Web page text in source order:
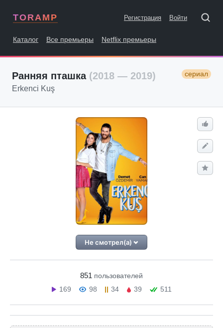
TORAMP Регистрация Войти
Каталог Все премьеры Netflix премьеры
Ранняя пташка (2018 — 2019) сериал
Erkenci Kuş
Не смотрел(а)
851 пользователей
169
98 34 39 511